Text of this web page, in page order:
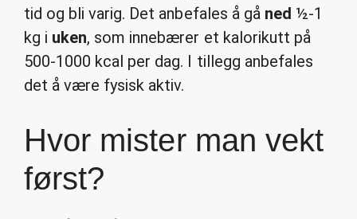
tid og bli varig. Det anbefales å gå ned ½-1
kg i uken, som innebærer et kalorikutt på
500-1000 kcal per dag. I tillegg anbefales
det å være fysisk aktiv.
Hvor mister man vekt
først?